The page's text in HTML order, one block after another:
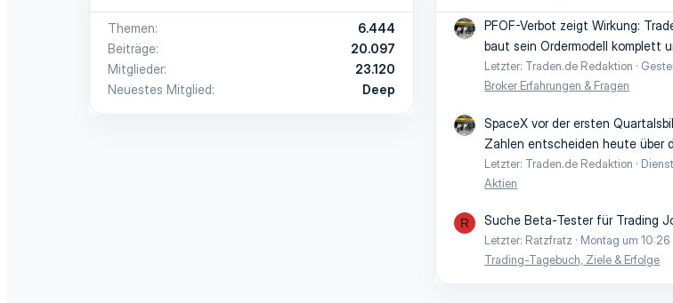
Themen
6.444
Beiträge
20.097
Mitglieder
23.120
Neuestes Mitglied
Deep
PFOF-Verbot zeigt Wirkung:
baut sein Ordermodell komplett
Letzter: Traden.de Redaktion
Broker Erfahrungen & Fragen
SpaceX vor der ersten
Zahlen entscheiden heute über
Letzter: Traden.de Redaktion
Aktien
R Suche Beta-Tester für Trading
Letzter: Ratzfratz
Montag um 10:26
Trading-Tagebuch, Ziele & Erfolge